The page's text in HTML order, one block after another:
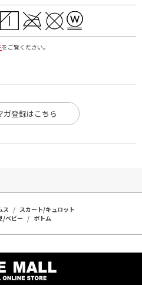
をご覧ください。
ガ登録はこちら
ス
スカート/キュロット
/ベビー ボトム